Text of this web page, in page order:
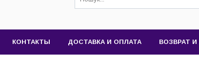
КОНТАКТЫ ДОСТАВКА И ОПЛАТА ВОЗВРАТ